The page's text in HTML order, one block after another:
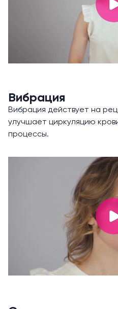
Вибрация
Вибрация действует на
улучшает циркуляцию
процессы.